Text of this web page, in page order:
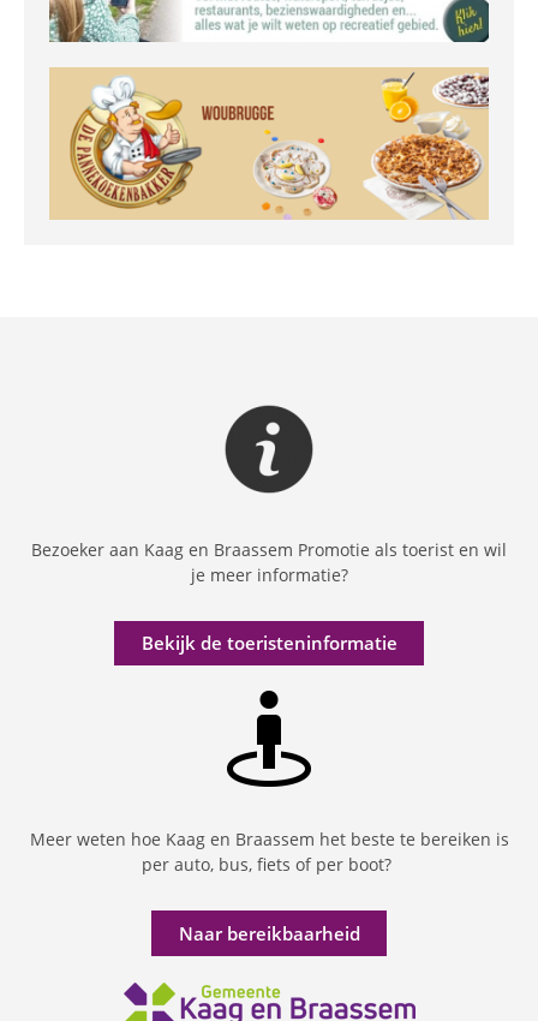
Bezoeker aan Kaag en Braassem Promotie als toerist en wil
je meer informatie?
Bekijk de toeristeninformatie
Meer weten hoe Kaag en Braassem het beste te bereiken is
per auto, bus, fiets of per boot?
Naar bereikbaarheid